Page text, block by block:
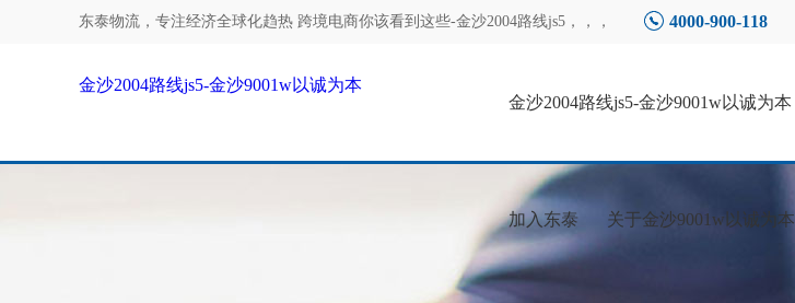
东泰物流，专注经济全球化趋热 跨境电商你该看到这些-金沙2004路线js5 ，，， 4000-900-118
金沙2004路线js5-金沙9001w以诚为本
金沙2004路线js5-金沙9001w以诚为本
加入东泰 关于金沙9001w以诚为本